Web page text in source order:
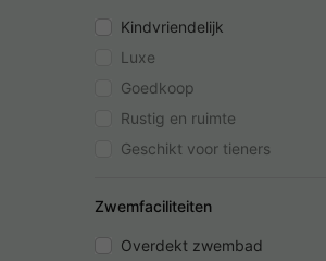
Kindvriendelijk
Luxe
Goedkoop
Rustig en ruimte
Geschikt voor tieners
Zwemfaciliteiten
Overdekt zwembad